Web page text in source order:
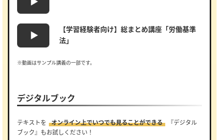
【学習経験者向け】総まとめ講座「労働基準
法」
※動画はサンプル講義の一部です。
デジタルブック
テキストを オンライン上でいつでも見ることができる
『デジタル
ブック』もお試しください！